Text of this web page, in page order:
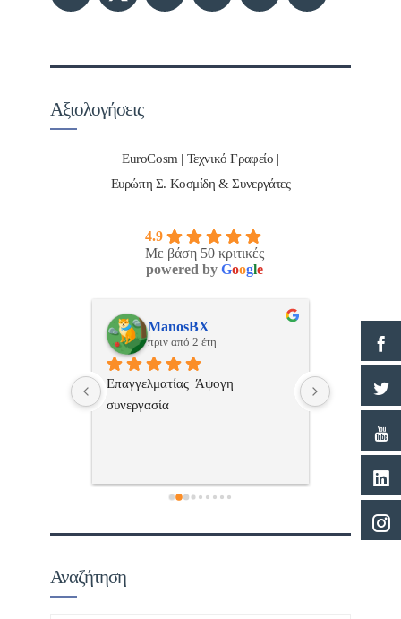
Αξιολογήσεις
EuroCosm | Τεχνικό Γραφείο |
Ευρώπη Σ. Κοσμίδη & Συνεργάτες
4.9
Με βάση 50 κριτικές
powered by Google
Νικος Σταυριανος
πριν από 2 έτη
Εξυπηρετική, γρήγορη, και σωστή
επαγγελματιαςΕυχαριστώ πολύ
Πολυ καλη
Αναζήτηση